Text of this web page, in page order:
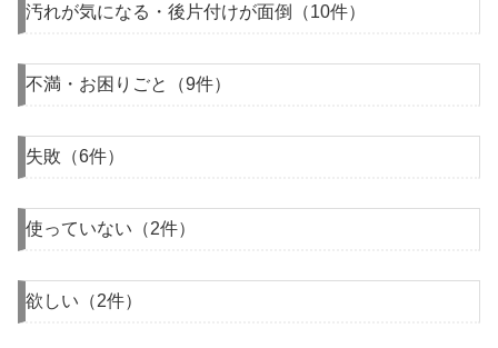
汚れが気になる・後片付けが面倒（10件）
不満・お困りごと（9件）
失敗（6件）
使っていない（2件）
欲しい（2件）